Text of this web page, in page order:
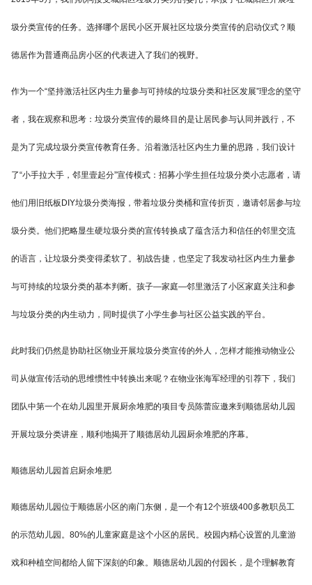
圾分类宣传的任务。选择哪个居民小区开展社区垃圾分类宣传的启动仪式？顺
德居作为普通商品房小区的代表进入了我们的视野。
作为一个“坚持激活社区内生力量参与可持续的垃圾分类和社区发展”理念的坚守
者，我在观察和思考：垃圾分类宣传的最终目的是让居民参与认同并践行，不
是为了完成垃圾分类宣传教育任务。沿着激活社区内生力量的思路，我们设计
了“小手拉大手，邻里壹起分”宣传模式：招募小学生担任垃圾分类小志愿者，请
他们用旧纸板DIY垃圾分类海报，带着垃圾分类桶和宣传折页，邀请邻居参与垃
圾分类。他们把略显生硬垃圾分类的宣传转换成了蕴含活力和信任的邻里交流
的语言，让垃圾分类变得柔软了。初战告捷，也坚定了我发动社区内生力量参
与可持续的垃圾分类的基本判断。孩子—家庭—邻里激活了小区家庭关注和参
与垃圾分类的内生动力，同时提供了小学生参与社区公益实践的平台。
此时我们仍然是协助社区物业开展垃圾分类宣传的外人，怎样才能推动物业公
司从做宣传活动的思维惯性中转换出来呢？在物业张海军经理的引荐下，我们
团队中第一个在幼儿园里开展厨余堆肥的项目专员陈蕾应邀来到顺德居幼儿园
开展垃圾分类讲座，顺利地揭开了顺德居幼儿园厨余堆肥的序幕。
顺德居幼儿园首启厨余堆肥
顺德居幼儿园位于顺德居小区的南门东侧，是一个有12个班级400多教职员工
的示范幼儿园。80%的儿童家庭是这个小区的居民。校园内精心设置的儿童游
戏和种植空间都给人留下深刻的印象。顺德居幼儿园的付园长，是个理解教育